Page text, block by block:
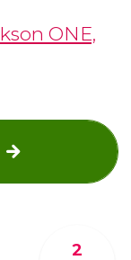
ONE,
2